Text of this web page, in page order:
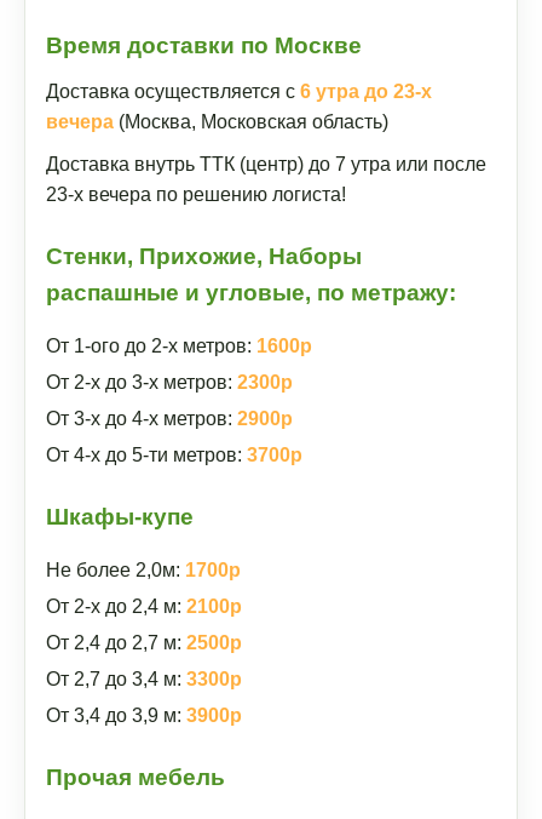
Время доставки по Москве
Доставка осуществляется с 6 утра до 23-х
вечера (Москва, Московская область)
Доставка внутрь ТТК (центр) до 7 утра или после
23-х вечера по решению логиста!
Стенки, Прихожие, Наборы
распашные и угловые, по метражу:
От 1-ого до 2-х метров: 1600р
От 2-х до 3-х метров: 2300р
От 3-х до 4-х метров: 2900р
От 4-х до 5-ти метров: 3700р
Шкафы-купе
Не более 2,0м: 1700р
От 2-х до 2,4 м: 2100р
От 2,4 до 2,7 м: 2500р
От 2,7 до 3,4 м: 3300р
От 3,4 до 3,9 м: 3900р
Прочая мебель